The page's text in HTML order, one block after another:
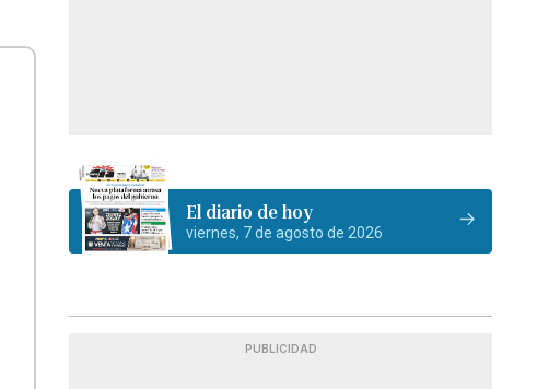
El diario de hoy
viernes, 7 de agosto de 2026
PUBLICIDAD